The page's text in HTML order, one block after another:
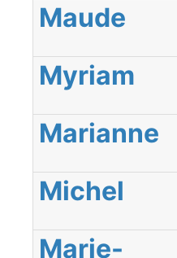
Maude
Myriam
Marianne
Michel
Marie-